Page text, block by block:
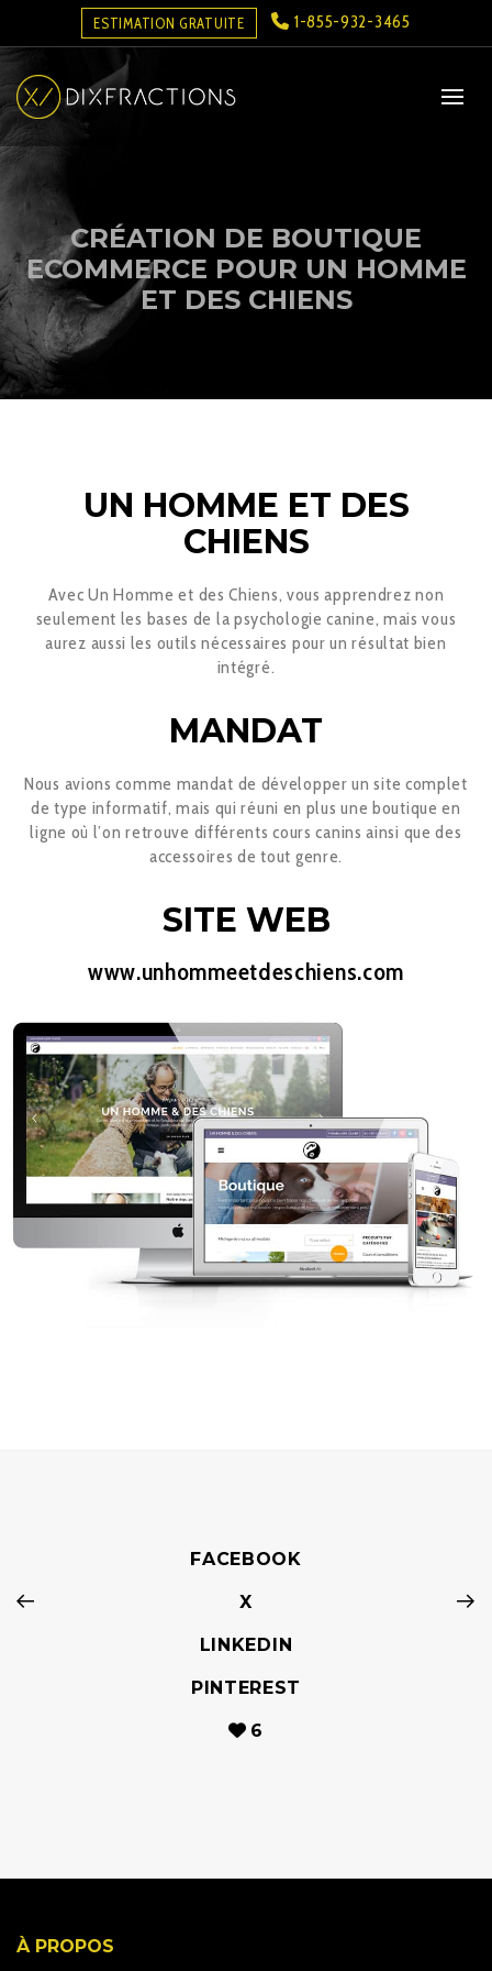
ESTIMATION GRATUITE 1-855-932-3465
CRÉATION DE BOUTIQUE
ECOMMERCE POUR UN HOMME
ET DES CHIENS
UN HOMME ET DES
CHIENS
Avec Un Homme et des Chiens, vous apprendrez non
seulement les bases de la psychologie canine, mais vous
aurez aussi les outils nécessaires pour un résultat bien
intégré.
MANDAT
Nous avions comme mandat de développer un site complet
de type informatif, mais qui réuni en plus une boutique en
ligne où l’on retrouve différents cours canins ainsi que des
accessoires de tout genre.
SITE WEB
www.unhommeetdeschiens.com
FACEBOOK
X
LINKEDIN
PINTEREST
6
À PROPOS